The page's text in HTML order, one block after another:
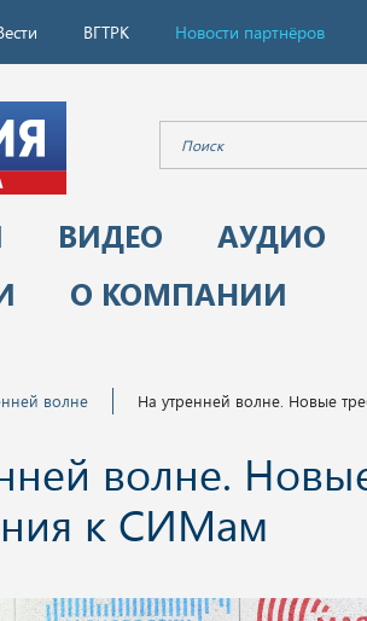
ВГТРК Новости партнёров
ВИДЕО
АУДИО
О КОМПАНИИ
волне На утренней волне. Новые
волне.
к СИМам